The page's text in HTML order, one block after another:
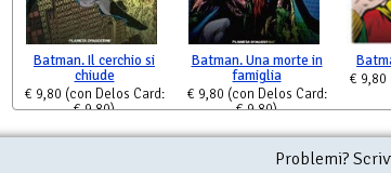
Batman. Il cerchio si
chiude
€ 9,80 (con Delos Card:
€ 9,80)
Batman. Una morte in
famiglia
€ 9,80 (con Delos Card:
€ 9,80)
€ 9,80
Problemi?